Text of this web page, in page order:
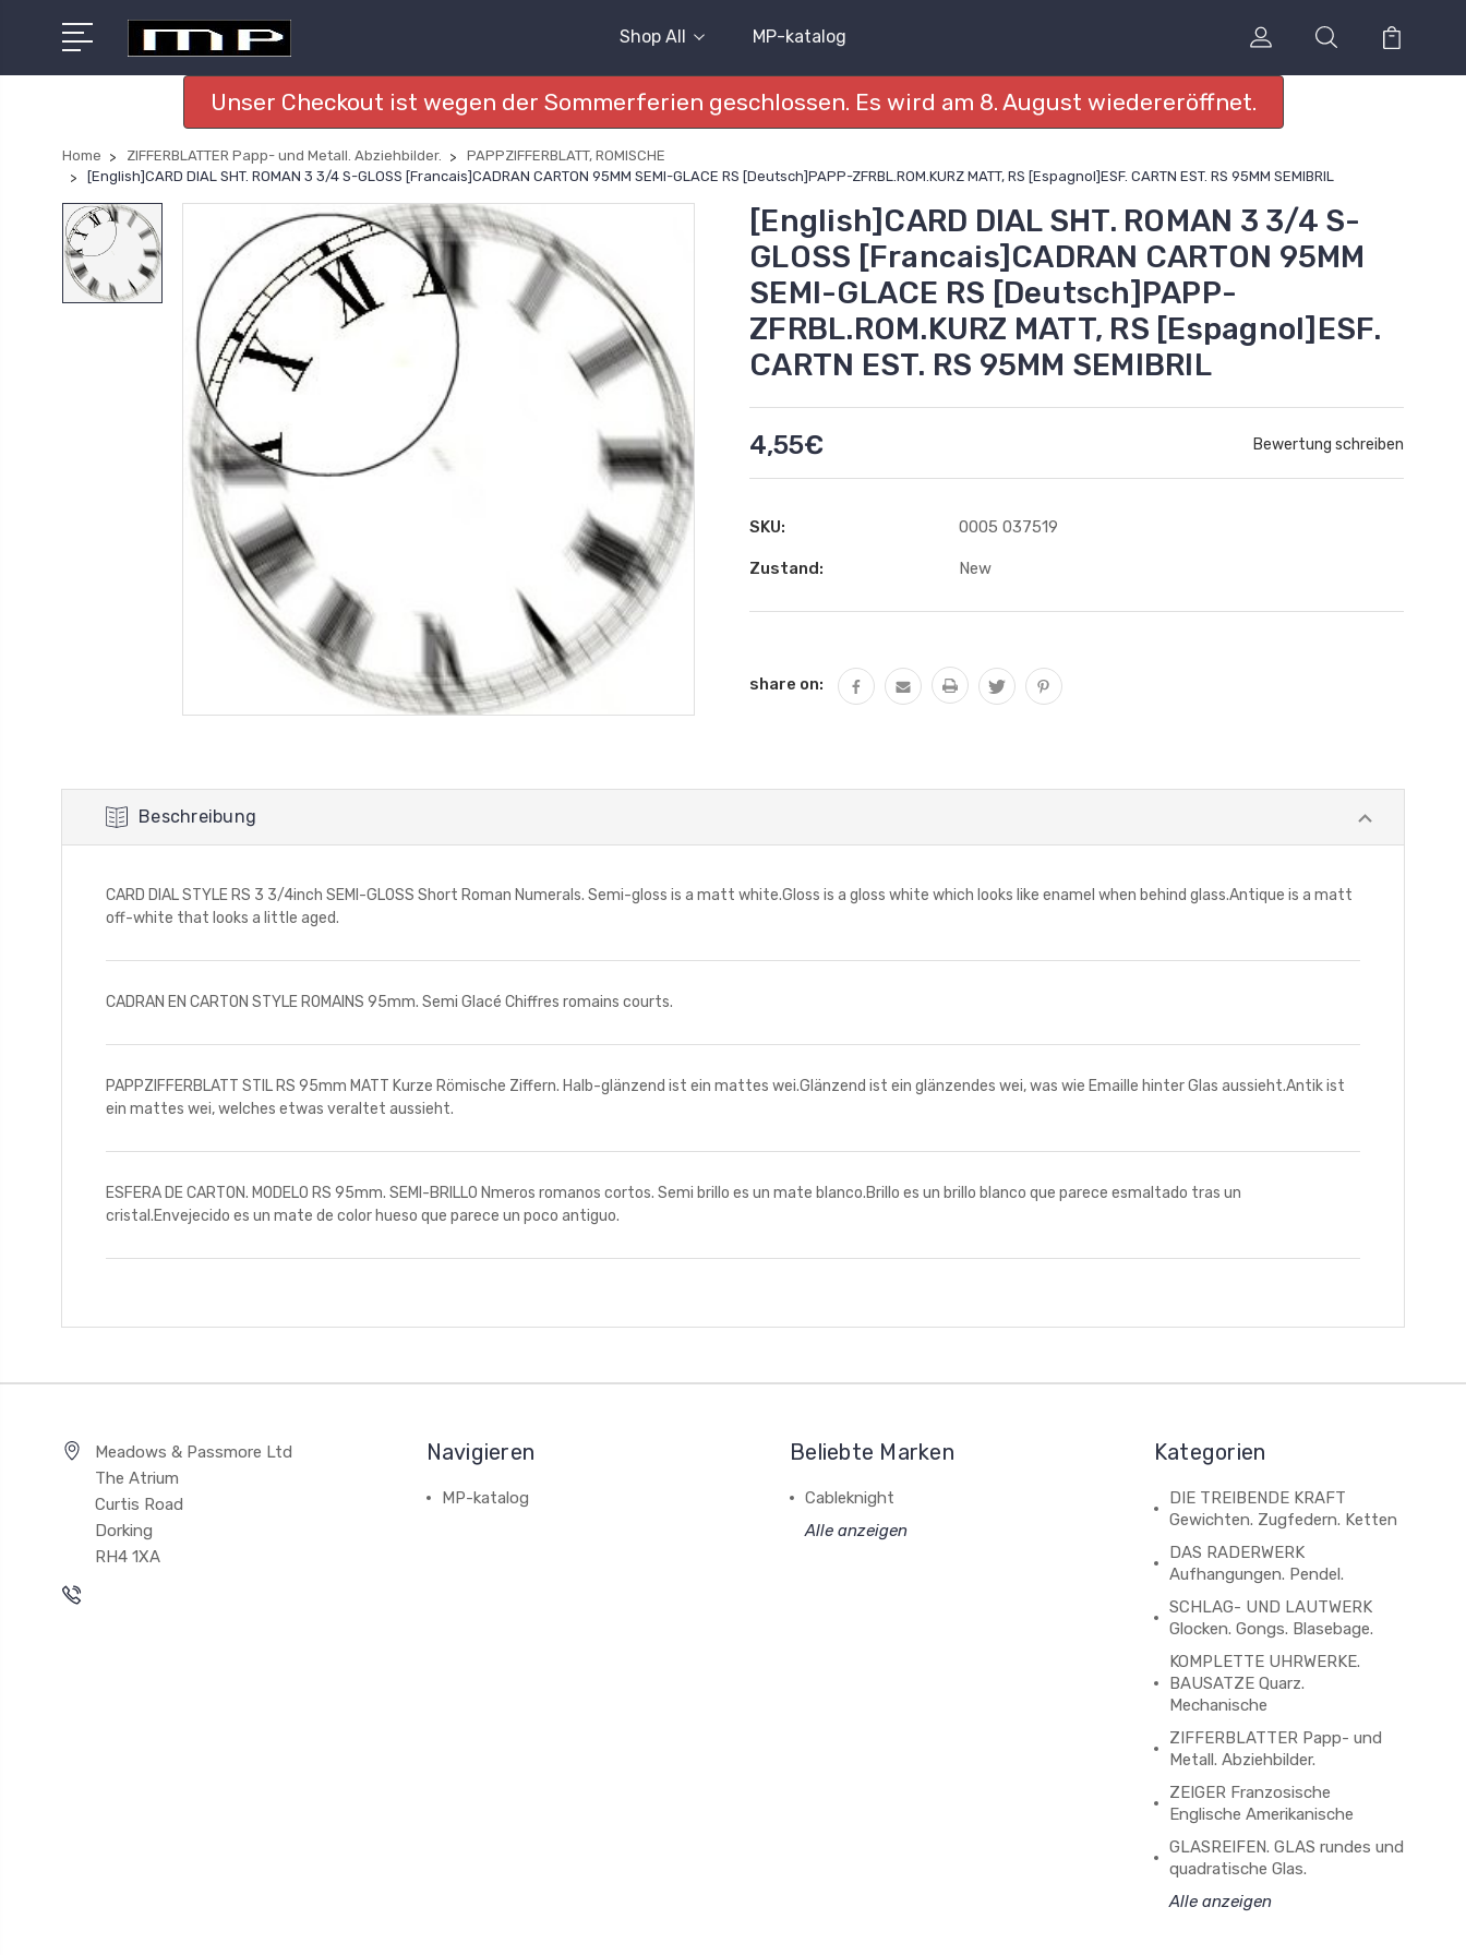
Shop All MP-katalog
Unser Checkout ist wegen der Sommerferien geschlossen. Es wird am 8. August wiedereröffnet.
Home ZIFFERBLATTER Papp- und Metall. Abziehbilder.
PAPPZIFFERBLATT, ROMISCHE
[English]CARD DIAL SHT. ROMAN 3 3/4 S-GLOSS [Francais]CADRAN CARTON 95MM SEMI-GLACE RS [Deutsch]PAPP-ZFRBL.ROM.KURZ MATT, RS [Espagnol]ESF. CARTN EST. RS 95MM SEMIBRIL
[English]CARD DIAL SHT. ROMAN 3 3/4 S-
GLOSS [Francais]CADRAN CARTON 95MM
SEMI-GLACE RS [Deutsch]PAPP-
ZFRBL.ROM.KURZ MATT, RS [Espagnol]ESF.
CARTN EST. RS 95MM SEMIBRIL
4,55€ Bewertung schreiben
SKU: 0005 037519
Zustand: New
Lagerbestand:
share on:
Beschreibung
CARD DIAL STYLE RS 3 3/4inch SEMI-GLOSS Short Roman Numerals. Semi-gloss is a matt white.Gloss is a gloss white which looks like enamel when behind glass.Antique is a matt
off-white that looks a little aged.
CADRAN EN CARTON STYLE ROMAINS 95mm. Semi Glacé Chiffres romains courts.
PAPPZIFFERBLATT STIL RS 95mm MATT Kurze Römische Ziffern. Halb-glänzend ist ein mattes wei.Glänzend ist ein glänzendes wei, was wie Emaille hinter Glas aussieht.Antik ist
ein mattes wei, welches etwas veraltet aussieht.
ESFERA DE CARTON. MODELO RS 95mm. SEMI-BRILLO Nmeros romanos cortos. Semi brillo es un mate blanco.Brillo es un brillo blanco que parece esmaltado tras un
cristal.Envejecido es un mate de color hueso que parece un poco antiguo.
Meadows & Passmore Ltd
The Atrium
Curtis Road
Dorking
RH4 1XA
Navigieren
MP-katalog
Beliebte Marken
Cableknight
Alle anzeigen
Kategorien
DIE TREIBENDE KRAFT
Gewichten. Zugfedern. Ketten
DAS RADERWERK
Aufhangungen. Pendel.
SCHLAG- UND LAUTWERK
Glocken. Gongs. Blasebage.
KOMPLETTE UHRWERKE.
BAUSATZE Quarz.
Mechanische
ZIFFERBLATTER Papp- und
Metall. Abziehbilder.
ZEIGER Franzosische
Englische Amerikanische
GLASREIFEN. GLAS rundes und
quadratische Glas.
Alle anzeigen